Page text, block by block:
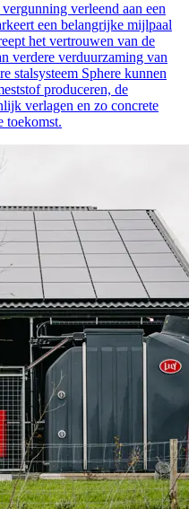
verleend aan een
een belangrijke mijlpaal
het vertrouwen van de
verdere verduurzaming van
stalsysteem Sphere kunnen
produceren, de
verlagen en zo concrete
toekomst.